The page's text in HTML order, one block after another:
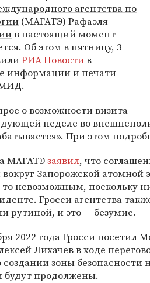
агентства по
(МАГАТЭ) Рафаэля
в настоящий момент
Об этом в пятницу, 3
РИА Новостив
информации и печати
МИД.
о возможности визита
неделе во
При этом
МАГАТЭзаявил, что
вокруг Запорожской атомной
невозможным, поскольку
Гросси агентства
рутиной, и это — безумие.
2022 года Гросси посетил
Лихачевв ходе
зоны безопасности
будут продолжены.